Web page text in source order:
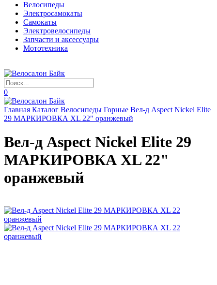
Велосипеды
Электросамокаты
Самокаты
Электровелосипеды
Запчасти и аксессуары
Мототехника
0
Главная Каталог Велосипеды Горные Вел-д Aspect Nickel Elite
29 МАРКИРОВКА XL 22" оранжевый
Вел-д Aspect Nickel Elite 29
МАРКИРОВКА XL 22"
оранжевый